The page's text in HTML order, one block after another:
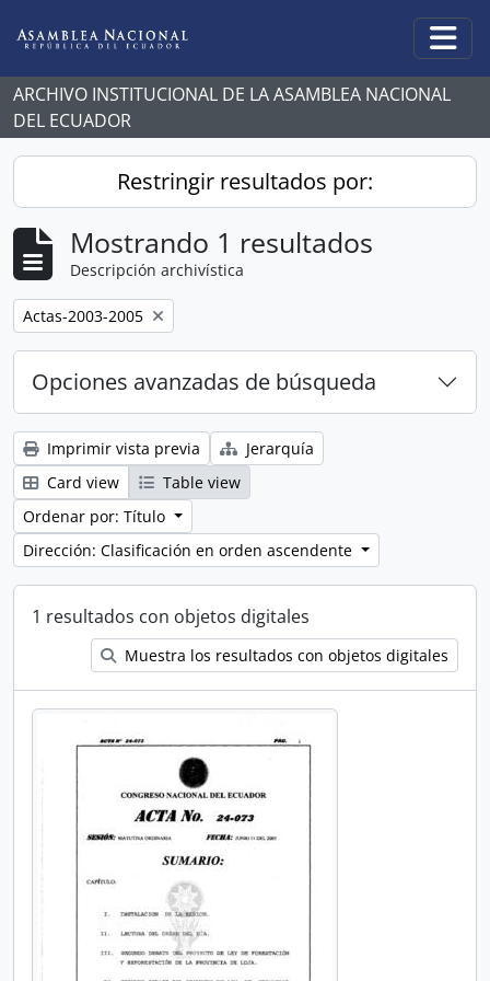
ARCHIVO INSTITUCIONAL DE LA ASAMBLEA NACIONAL
DEL ECUADOR
Restringir resultados por:
Mostrando 1 resultados
Descripción archivística
Remove filter:
Actas-2003-2005
Opciones avanzadas de búsqueda
Imprimir vista previa
Jerarquía
Card view
Table view
Ordenar por: Título
Dirección: Clasificación en orden ascendente
1 resultados con objetos digitales
Muestra los resultados con objetos digitales